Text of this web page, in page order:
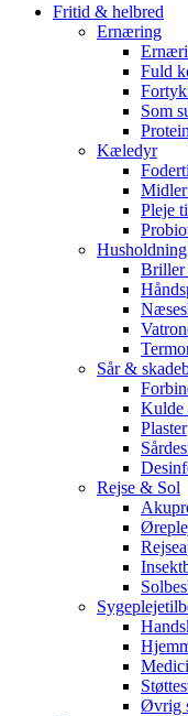
Fritid & helbred
Ernæring
Fuld
Som
Kæledyr
Pleje
Husholdning
Briller
Sår &
Kulde
Plaster
Rejse & Sol
Øvrig